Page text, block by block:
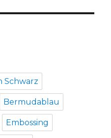
Schwarz
Bermudablau
Embossing